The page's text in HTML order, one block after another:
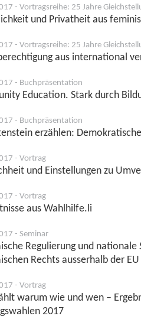
- Vortragsreihe: 25 Jahre
und Privatheit aus
- Vortragsreihe: 25 Jahre
aus international
- Buchpräsentation
Education. Stark durch
- Buchpräsentation
erzählen:
- Vortrag
und Einstellungen zu
- Vortrag
aus Wahlhilfe.li
- Seminar
Regulierung und
Rechts ausserhalb der EU
- Vortrag
warum wie und wen –
2017